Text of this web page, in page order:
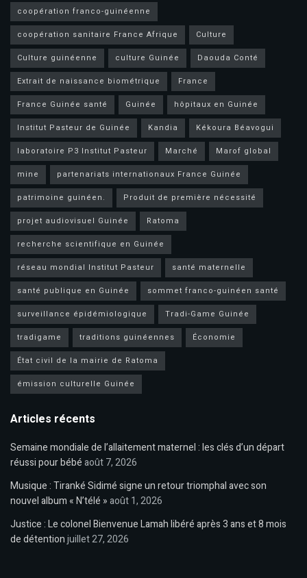
coopération franco-guinéenne
coopération sanitaire France Afrique
Culture
Culture guinéenne
culture Guinée
Daouda Conté
Extrait de naissance biométrique
France
France Guinée santé
Guinée
hôpitaux en Guinée
Institut Pasteur de Guinée
Kandia
Kékoura Béavogui
laboratoire P3 Institut Pasteur
Marché
Marof global
mine
partenariats internationaux France Guinée
patrimoine guinéen.
Produit de première nécessité
projet audiovisuel Guinée
Ratoma
recherche scientifique en Guinée
réseau mondial Institut Pasteur
santé maternelle
santé publique en Guinée
sommet franco-guinéen santé
surveillance épidémiologique
Tradi-Game Guinée
tradigame
traditions guinéennes
Économie
État civil de la mairie de Ratoma
émission culturelle Guinée
Articles récents
Semaine mondiale de l’allaitement maternel : les clés d’un départ
réussi pour bébéaoût 7, 2026
Musique : Tiranké Sidimé signe un retour triomphal avec son
nouvel album « N’télé »août 1, 2026
Justice : Le colonel Bienvenue Lamah libéré après 3 ans et 8 mois
de détentionjuillet 27, 2026